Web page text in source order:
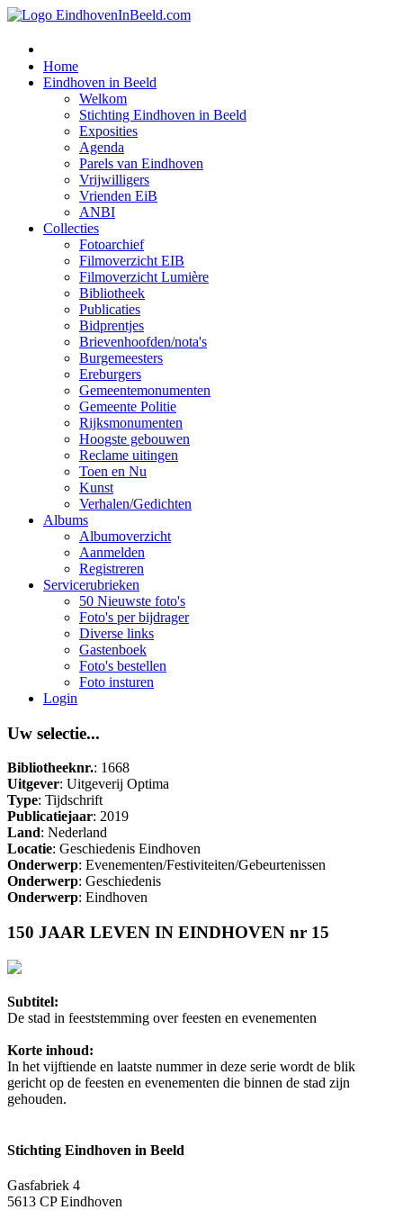
Home
Eindhoven in Beeld
Welkom
Stichting Eindhoven in Beeld
Exposities
Agenda
Parels van Eindhoven
Vrijwilligers
Vrienden EiB
ANBI
Collecties
Fotoarchief
Filmoverzicht EIB
Filmoverzicht Lumière
Bibliotheek
Publicaties
Bidprentjes
Brievenhoofden/nota's
Burgemeesters
Ereburgers
Gemeentemonumenten
Gemeente Politie
Rijksmonumenten
Hoogste gebouwen
Reclame uitingen
Toen en Nu
Kunst
Verhalen/Gedichten
Albums
Albumoverzicht
Aanmelden
Registreren
Servicerubrieken
50 Nieuwste foto's
Foto's per bijdrager
Diverse links
Gastenboek
Foto's bestellen
Foto insturen
Login
Uw selectie...
Bibliotheeknr.: 1668
Uitgever: Uitgeverij Optima
Type: Tijdschrift
Publicatiejaar: 2019
Land: Nederland
Locatie: Geschiedenis Eindhoven
Onderwerp: Evenementen/Festiviteiten/Gebeurtenissen
Onderwerp: Geschiedenis
Onderwerp: Eindhoven
150 JAAR LEVEN IN EINDHOVEN nr 15
Subtitel:
De stad in feeststemming over feesten en evenementen
Korte inhoud:
In het vijftiende en laatste nummer in deze serie wordt de blik
gericht op de feesten en evenementen die binnen de stad zijn
gehouden.
Stichting Eindhoven in Beeld
Gasfabriek 4
5613 CP Eindhoven